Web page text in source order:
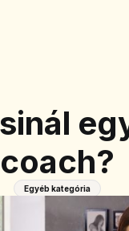
coach?
Egyéb kategória